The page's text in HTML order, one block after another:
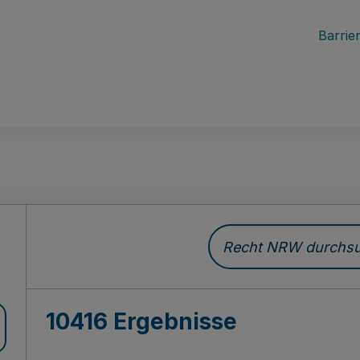
Recht NRW
10416 Ergebnisse